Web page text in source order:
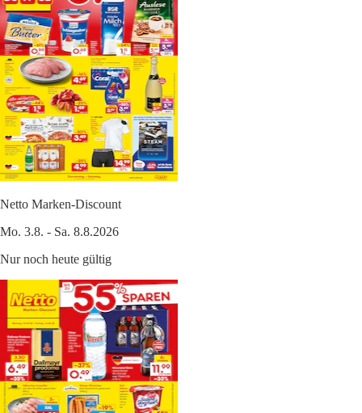
Netto Marken-Discount
Mo. 3.8. - Sa. 8.8.2026
Nur noch heute gültig